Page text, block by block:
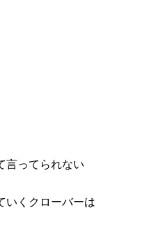
言ってられない
いくクローバーは